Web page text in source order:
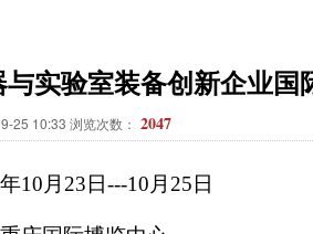
实验室装备创新企业国
25 10:33 浏览次数： 2047
10 月 23 日---10 月 25 日